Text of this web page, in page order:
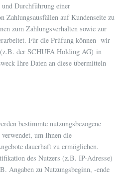
Durchführung einer
Zahlungsausfällen auf Kundenseite zu
zum Zahlungsverhalten sowie zur
Für die Prüfung können wir
der SCHUFA Holding AG) in
Ihre Daten an diese übermitteln
bestimmte nutzungsbezogene
um Ihnen die
dauerhaft zu ermöglichen.
des Nutzers (z.B. IP-Adresse)
Angaben zu Nutzungsbeginn, -ende